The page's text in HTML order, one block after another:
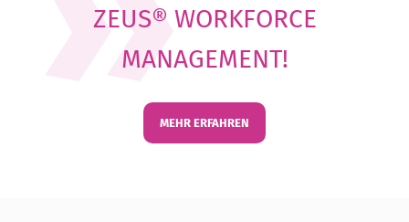
ZEUS® WORKFORCE
MANAGEMENT!
MEHR ERFAHREN